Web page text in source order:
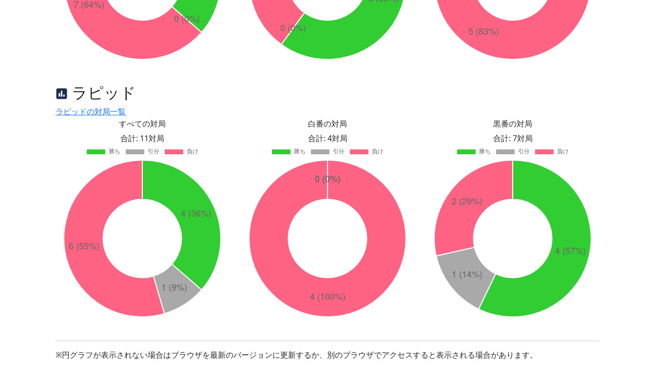
ラピッド
ラピッドの対局一覧
すべての対局
合計: 11対局
白番の対局
合計: 4対局
黒番の対局
合計: 7対局
※円グラフが表示されない場合はブラウザを最新のバージョンに更新するか、別のブラウザでアクセスすると表示される場合があります。